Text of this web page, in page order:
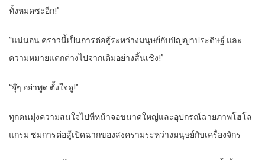
ทั้งหมดซะอีก!”
“แน่นอน คราวนี้เป็นการต่อสู้ระหว่างมนุษย์กับปัญญาประดิษฐ์ และ
ความหมายแตกต่างไปจากเดิมอย่างสิ้นเชิง!”
“จุ๊ๆ อย่าพูด ตั้งใจดู!”
ทุกคนมุ่งความสนใจไปที่หน้าจอขนาดใหญ่และอุปกรณ์ฉายภาพโฮโล
แกรม ชมการต่อสู้เปิดฉากของสงครามระหว่างมนุษย์กับเครื่องจักร